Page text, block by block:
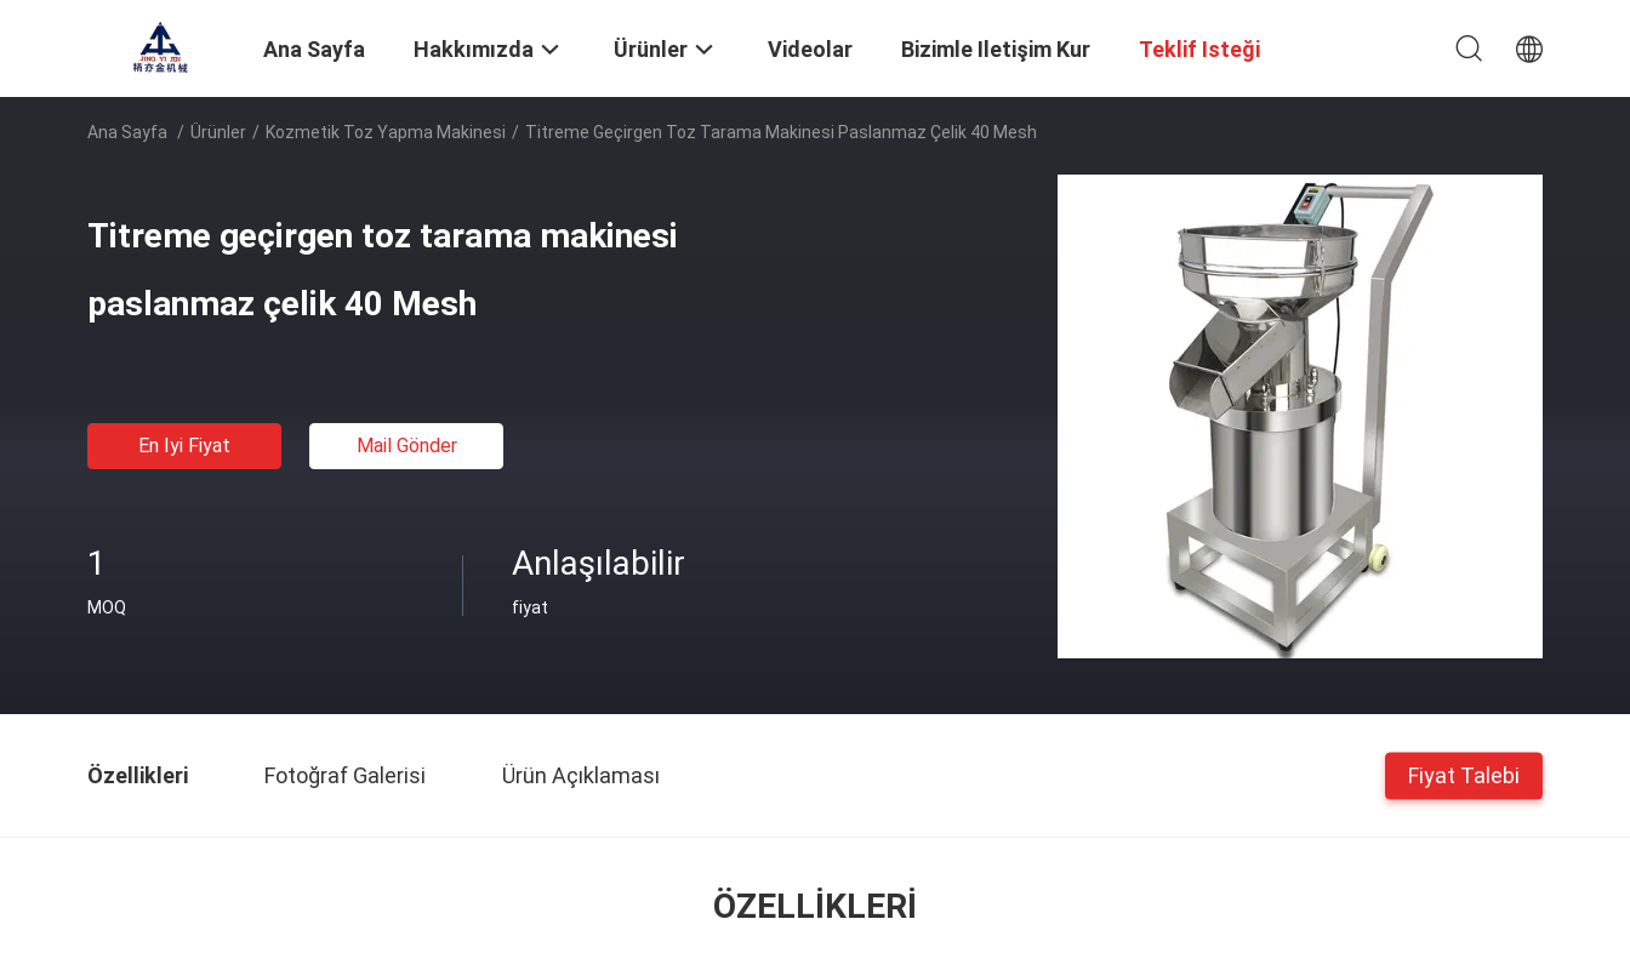
Ana Sayfa Hakkımızda Ürünler Videolar Bizimle Iletişim Kur Teklif Isteği
Ana Sayfa / Ürünler / Kozmetik Toz Yapma Makinesi / Titreme Geçirgen Toz Tarama Makinesi Paslanmaz Çelik 40 Mesh
Titreme geçirgen toz tarama makinesi
paslanmaz çelik 40 Mesh
En Iyi Fiyat Mail Gönder
1
MOQ
Anlaşılabilir
fiyat
Özellikleri Fotoğraf Galerisi Ürün Açıklaması Fiyat Talebi
ÖZELLIKLERI